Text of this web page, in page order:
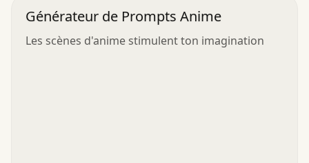
Générateur de Prompts Anime
Les scènes d'anime stimulent ton imagination